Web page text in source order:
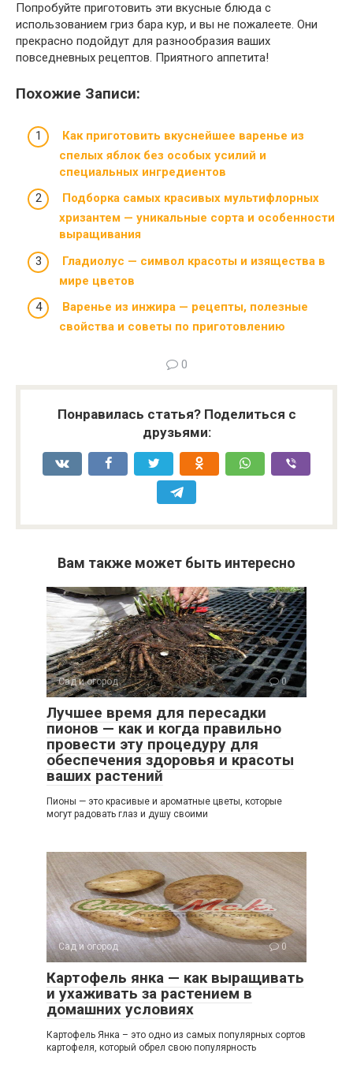
Попробуйте приготовить эти вкусные блюда с
использованием гриз бара кур, и вы не пожалеете. Они
прекрасно подойдут для разнообразия ваших
повседневных рецептов. Приятного аппетита!
Похожие Записи:
Как приготовить вкуснейшее варенье из
спелых яблок без особых усилий и
специальных ингредиентов
Подборка самых красивых мультифлорных
хризантем — уникальные сорта и особенности
выращивания
Гладиолус — символ красоты и изящества в
мире цветов
Варенье из инжира — рецепты, полезные
свойства и советы по приготовлению
0
Понравилась статья? Поделиться с
друзьями:
Вам также может быть интересно
Сад и огород 0
Лучшее время для пересадки
пионов — как и когда правильно
провести эту процедуру для
обеспечения здоровья и красоты
ваших растений
Пионы — это красивые и ароматные цветы, которые
могут радовать глаз и душу своими
Сад и огород 0
Картофель янка — как выращивать
и ухаживать за растением в
домашних условиях
Картофель Янка – это одно из самых популярных сортов
картофеля, который обрел свою популярность